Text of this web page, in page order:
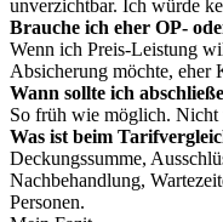
unverzichtbar. Ich würde
Brauche ich eher OP-
Wenn ich Preis-Leistung
Absicherung möchte, eher
Wann sollte ich
So früh wie möglich. Nicht
Was ist beim
Deckungssumme,
Nachbehandlung,
Personen.